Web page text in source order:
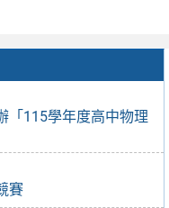
「115學年度高中物理
賽